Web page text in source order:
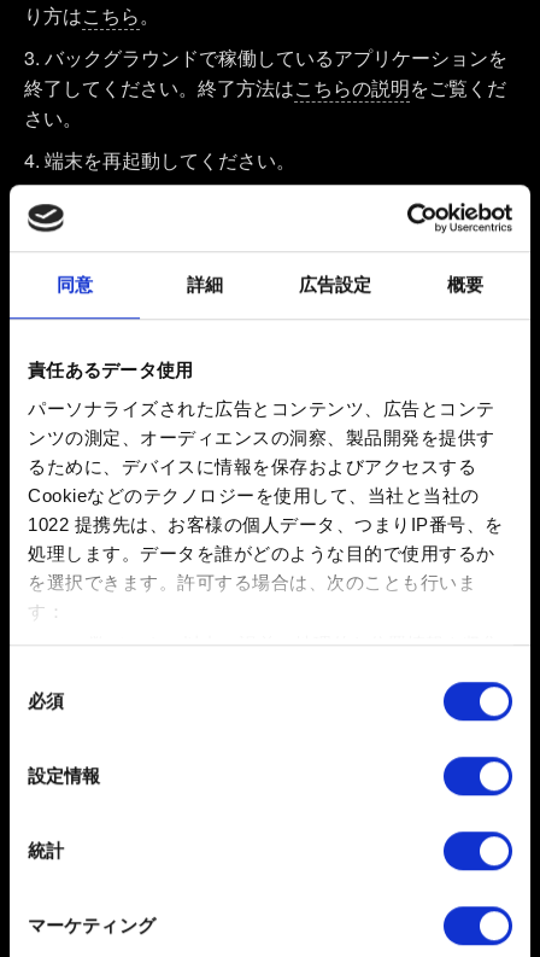
同意 詳細 広告設定 概要
責任あるデータ使用
パーソナライズされた広告とコンテンツ、広告とコンテ
ンツの測定、オーディエンスの洞察、製品開発を提供す
るために、デバイスに情報を保存およびアクセスする
Cookieなどのテクノロジーを使用して、当社と当社の
1022 提携先は、お客様の個人データ、つまりIP番号、を
処理します。データを誰がどのような目的で使用するか
を選択できます。 許可する場合は、次のことも行いま
す：
数メートル以内の誤差の地理的な位置情報を収集
特定の特性（フィンガープリント）を積極的にス
詳細セクション
で個人データの処理方法と設定を行って
ください。「Cookie宣言」からいつでも同意を変更また
だくために必要なものです。その他のCookieは、ウェブ
サイトの品質向上のために、オプションとして技術的お
必須
設定情報
統計
マーケティング
り方はこちら。
バックグラウンドで稼働しているアプリケーションを
終了してください。終了方法はこちらの説明をご覧くだ
さい。
端末を再起動してください。
ゲームの再インストールをお試しください。なお、再
インストールすると、ローカルに保存されているハイス
iOS
「ローチレース」が最新バージョンであることを確認
します。iOSアプリのアップデート方法はこちら。
iOSが最新バージョンであることを確認します。やり
方はこちら。
バックグラウンドで稼働しているアプリケーションを
終了してください。終了方法はこちらの説明をご覧くだ
さい。
インストールすると、ローカルに保存されているハイス
プレイするのにインターネット接続は必要ですか？
「ローチレース」はオフラインでもプレイ可能です。た
れ、後からオンラインになったとしても、Androidまたは
iOSのオンラインランキングには反映されません。